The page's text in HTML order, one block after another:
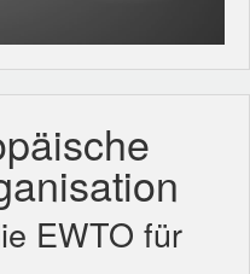
EWTO für